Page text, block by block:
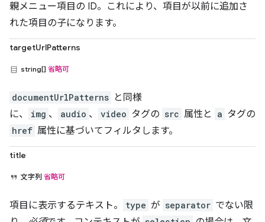
親メニュー項目の ID。これにより、項目が以前に追加さ
れた項目の子になります。
targetUrlPatterns
string[] 省略可
documentUrlPatterns と同様
に、
img 、 audio 、 video タグの src 属性と a タグの
href 属性に基づいてフィルタします。
title
文字列 省略可
項目に表示するテキスト。 type が separator でない限